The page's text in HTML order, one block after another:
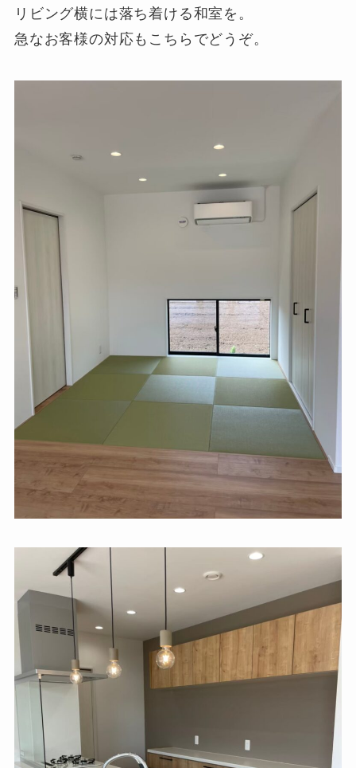
リビング横には落ち着ける和室を。
急なお客様の対応もこちらでどうぞ。